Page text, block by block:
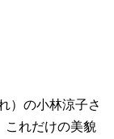
）の小林涼子さ
これだけの美貌